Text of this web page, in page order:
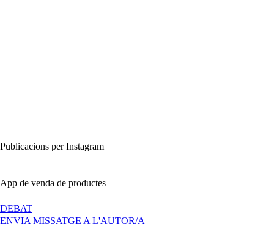
Publicacions per Instagram
App de venda de productes
DEBATA
MANUAL
ENVIA MISSATGE A L'AUTOR/A